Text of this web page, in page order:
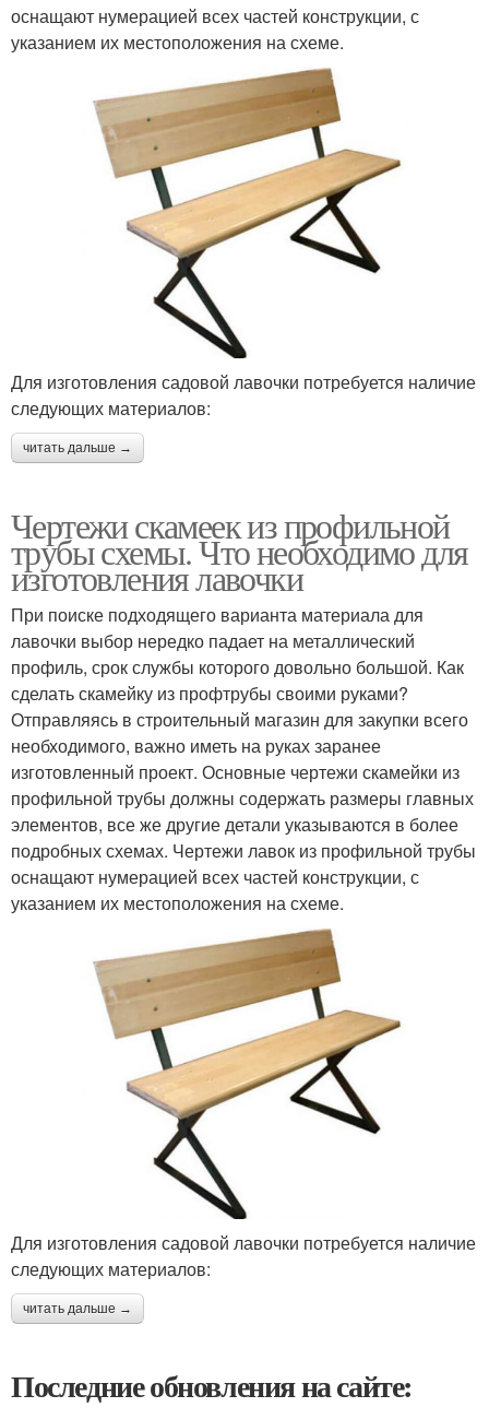
оснащают нумерацией всех частей конструкции, с
указанием их местоположения на схеме.
Для изготовления садовой лавочки потребуется наличие
следующих материалов:
читать дальше →
Чертежи скамеек из профильной
трубы схемы. Что необходимо для
изготовления лавочки
При поиске подходящего варианта материала для
лавочки выбор нередко падает на металлический
профиль, срок службы которого довольно большой. Как
сделать скамейку из профтрубы своими руками?
Отправляясь в строительный магазин для закупки всего
необходимого, важно иметь на руках заранее
изготовленный проект. Основные чертежи скамейки из
профильной трубы должны содержать размеры главных
элементов, все же другие детали указываются в более
подробных схемах. Чертежи лавок из профильной трубы
оснащают нумерацией всех частей конструкции, с
указанием их местоположения на схеме.
Для изготовления садовой лавочки потребуется наличие
следующих материалов:
читать дальше →
Последние обновления на сайте: